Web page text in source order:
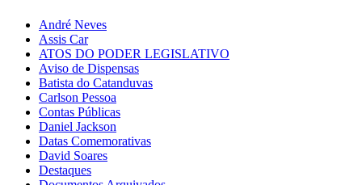
André Neves
Assis Car
ATOS DO PODER LEGISLATIVO
Aviso de Dispensas
Batista do Catanduvas
Carlson Pessoa
Contas Públicas
Daniel Jackson
Datas Comemorativas
David Soares
Destaques